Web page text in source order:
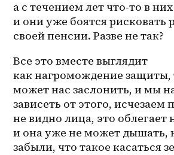
а с течением лет что-то в
и они уже боятся рисковать
своей пенсии. Разве не так?
Все это вместе выглядит
как нагромождение защиты,
может нас заслонить, и мы
зависеть от этого, исчезаем
не видно лица, это
и она уже не может
забыли, что такое касаться